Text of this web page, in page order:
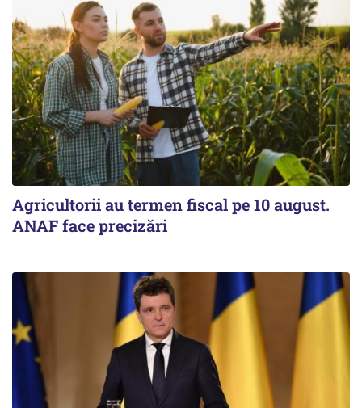
Agricultorii au termen fiscal pe 10 august.
ANAF face precizări